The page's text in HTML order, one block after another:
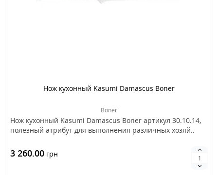
Нож кухонный Kasumi Damascus Boner
Boner
Нож кухонный Kasumi Damascus Boner артикул 30.10.14,
полезный атрибут для выполнения различных хозяй..
3 260.00 грн